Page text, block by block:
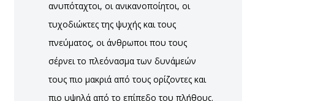
ανυπόταχτοι, οι ανικανοποίητοι, οι
τυχοδιώκτες της ψυχής και τους
πνεύματος, οι άνθρωποι που τους
σέρνει το πλεόνασμα των δυνάμεών
τους πιο μακριά από τους ορίζοντες και
πιο υψηλά από το επίπεδο του πλήθους.